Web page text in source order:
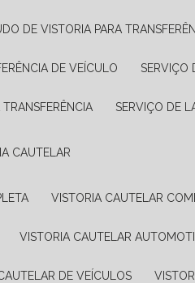
DE VISTORIA PARA
DE VEÍCULO
TRANSFERÊNCIA SERVIÇO DE
CAUTELAR
VISTORIA CAUTELAR
VISTORIA CAUTELAR
DE VEÍCULOS